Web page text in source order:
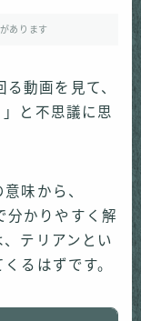
あります
動画を見て、
と不思議に思
味から、
分かりやすく解
テリアンとい
るはずです。